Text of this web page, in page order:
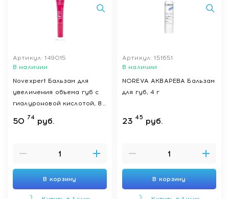
Артикул: 149015
В наличии
Novexpert Бальзам для
увеличения объема губ с
гиалуроновой кислотой, 8
50 74 руб.
В корзину
Артикул: 151651
В наличии
NOREVA АКВАРЕВА Бальзам
для губ, 4 г
23 45 руб.
В корзину